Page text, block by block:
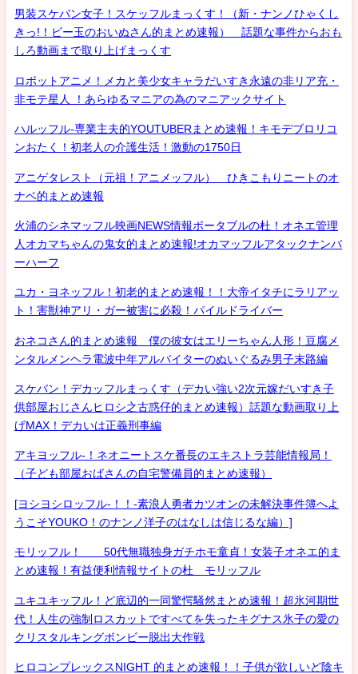
男装スケバン女子！スケッフルまっくす！（新・ナンノひゃくし
きっ!！ビー玉のおいぬさん的まとめ速報） 話題な事件からおも
しろ動画まで取り上げまっくす
ロボットアニメ！メカと美少女キャラだいすき永遠の非リア充・
非モテ星人 ！あらゆるマニアの為のマニアックサイト
ハルッフル-専業主夫的YOUTUBERまとめ速報！キモデブロリコ
ンおたく！初老人の介護生活！激動の1750日
アニゲタレスト（元祖！アニメッフル） ひきこもりニートのオ
ナベ的まとめ速報
火浦のシネマッフル映画NEWS情報ポータブルの杜！オネエ管理
人オカマちゃんの鬼女的まとめ速報!オカマッフルアタックナンバ
ーハーフ
ユカ・ヨネッフル！初老的まとめ速報！！大帝イタチにラリアッ
ト！害獣神アリ・ガー被害に必殺！パイルドライバー
おネコさん的まとめ速報 僕の彼女はエリーちゃん人形！豆腐メ
ンタルメンヘラ電波中年アルバイターのぬいぐるみ男子末路編
スケバン！デカッフルまっくす（デカい強い2次元嫁だいすき子
供部屋おじさんヒロシ之古惑仔的まとめ速報）話題な動画取り上
げMAX！デカいは正義刑事編
アキヨッフル-！ネオニートスケ番長のエキストラ芸能情報局！
（子ども部屋おばさんの自宅警備員的まとめ速報）
[ヨシヨシロッフル-！！-素浪人勇者カツオンの未解決事件簿へよ
うこそYOUKO！のナンノ洋子のはなしは信じるな編）]
モリッフル！ 50代無職独身ガチホモ童貞！女装子オネエ的ま
とめ速報！有益便利情報サイトの杜 モリッフル
ユキユキッフル！ど底辺的一同驚愕騒然まとめ速報！超氷河期世
代！人生の強制ロスカットですべてを失ったキグナス氷子の愛の
クリスタルキングボンビー脱出大作戦
ヒロコンプレックスNIGHT 的まとめ速報！！子供が欲しいど陰キ